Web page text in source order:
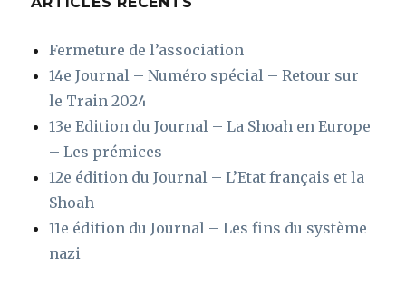
Fermeture de l’association
14e Journal – Numéro spécial – Retour sur
le Train 2024
13e Edition du Journal – La Shoah en Europe
– Les prémices
12e édition du Journal – L’Etat français et la
Shoah
11e édition du Journal – Les fins du système
nazi